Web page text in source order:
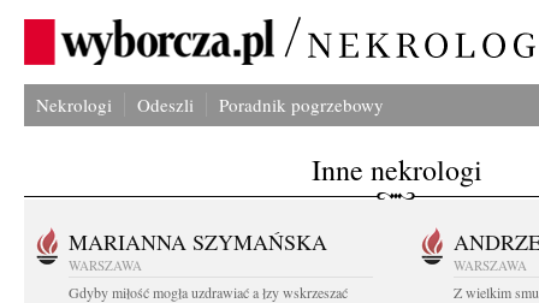
Nekrologi Odeszli Poradnik pogrzebowy
Inne nekrologi
MARIANNA SZYMAŃSKA
WARSZAWA
Gdyby miłość mogła uzdrawiać a łzy wskrzeszać
WARSZAWA
Z wielkim